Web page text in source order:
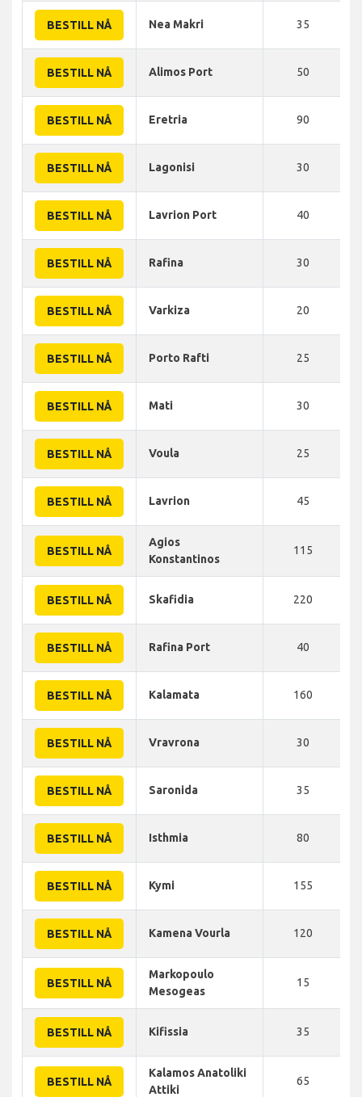
BESTILL NÅ Nea Makri 35
BESTILL NÅ Alimos Port 50
BESTILL NÅ Eretria 90
BESTILL NÅ Lagonisi 30
BESTILL NÅ Lavrion Port 40
BESTILL NÅ Rafina 30
BESTILL NÅ Varkiza 20
BESTILL NÅ Porto Rafti 25
BESTILL NÅ Mati 30
BESTILL NÅ Voula 25
BESTILL NÅ Lavrion 45
BESTILL NÅ
Agios
Konstantinos
115
BESTILL NÅ Skafidia 220
BESTILL NÅ Rafina Port 40
BESTILL NÅ Kalamata 160
BESTILL NÅ Vravrona 30
BESTILL NÅ Saronida 35
BESTILL NÅ Isthmia 80
BESTILL NÅ Kymi 155
BESTILL NÅ Kamena Vourla 120
BESTILL NÅ
Markopoulo
Mesogeas
15
BESTILL NÅ Kifissia 35
BESTILL NÅ
Kalamos Anatoliki
Attiki
65